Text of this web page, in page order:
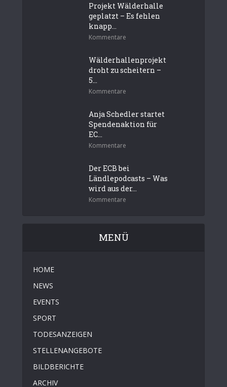
Projekt Wälderhalle
geplatzt – Es fehlen
knapp...
Kommentare
Wälderhallenprojekt
droht zu scheitern –
5...
Kommentare
Anja Schedler startet
Spendenaktion für
EC...
Kommentare
Der ECB bei
Ländlepodcasts – Was
wird aus der...
Kommentare
MENÜ
HOME
NEWS
EVENTS
SPORT
TODESANZEIGEN
STELLENANGEBOTE
BILDBERICHTE
ARCHIV